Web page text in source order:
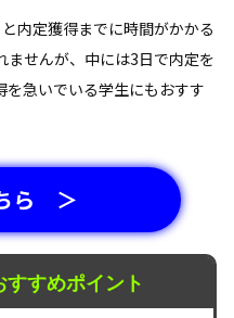
内定獲得までに時間がかかる
ませんが、中には3日で内定を
急いでいる学生にもおすす
ら ＞
すめポイント